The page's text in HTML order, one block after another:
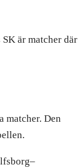
är matcher där
matcher. Den